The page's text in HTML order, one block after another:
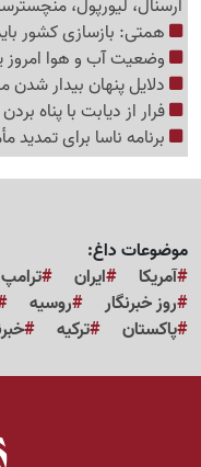
آرسنال، لیورپول،
همتی: بازسازی کشور
وضعیت آب و هوا امروز یکشنبه 18 مرداد1405+
دلایل پنهان بیدار شدن
فرار از دیابت با پناه
برنامه ناسا برای تمدید
موضوعات داغ:
آمریکا
ایران ترامپ
روز خبرنگار
روسیه
پاکستان
ترکیه